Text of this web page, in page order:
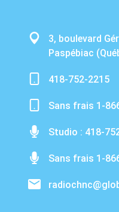
3, boulevard
Paspébiac
418-752-2215
Sans frais 1-
Studio : 418-
Sans frais 1-